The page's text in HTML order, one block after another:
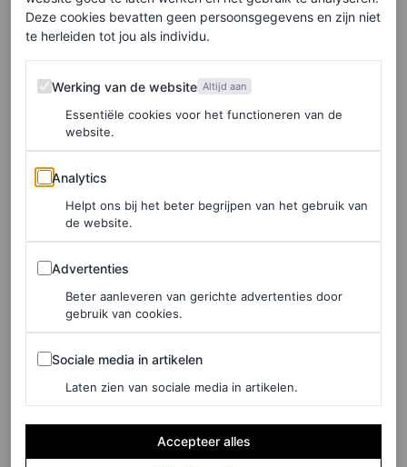
©NET-A-PORTER
Leren jack van Acne, € 2.400
LEES OOK
Deze cookies bevatten geen persoonsgegevens en zijn niet
te herleiden tot jou als individu.
Werking van de website
Werking van de website Altijd aan
Essentiële cookies voor het functioneren van de
website.
Analytics
Analytics
Helpt ons bij het beter begrijpen van het gebruik van
de website.
Advertenties
Advertenties
Beter aanleveren van gerichte advertenties door
gebruik van cookies.
Sociale media in artikelen
Sociale media in artikelen
Laten zien van sociale media in artikelen.
Accepteer alles